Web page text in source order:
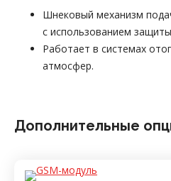
Шнековый механизм
с использованием
Работает в системах
атмосфер.
Дополнительные